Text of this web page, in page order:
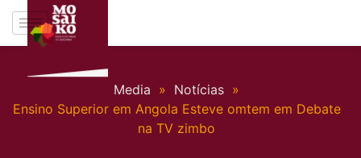
Media » Notícias »
Ensino Superior em Angola Esteve omtem em Debate
na TV zimbo